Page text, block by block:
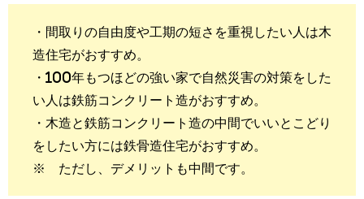
・間取りの自由度や工期の短さを重視したい人は木
造住宅がおすすめ。
・100年もつほどの強い家で自然災害の対策をした
い人は鉄筋コンクリート造がおすすめ。
・木造と鉄筋コンクリート造の中間でいいとこどり
をしたい方には鉄骨造住宅がおすすめ。
※ ただし、デメリットも中間です。